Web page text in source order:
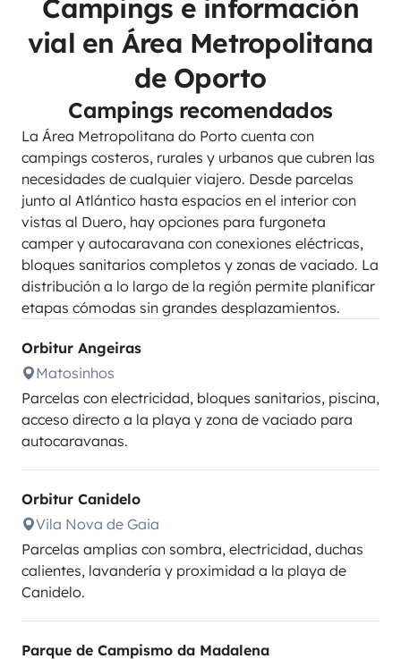
Campings e información
vial en Área Metropolitana
de Oporto
Campings recomendados
La Área Metropolitana do Porto cuenta con
campings costeros, rurales y urbanos que cubren las
necesidades de cualquier viajero. Desde parcelas
junto al Atlántico hasta espacios en el interior con
vistas al Duero, hay opciones para furgoneta
camper y autocaravana con conexiones eléctricas,
bloques sanitarios completos y zonas de vaciado. La
distribución a lo largo de la región permite planificar
etapas cómodas sin grandes desplazamientos.
Orbitur Angeiras
Matosinhos
Parcelas con electricidad, bloques sanitarios, piscina,
acceso directo a la playa y zona de vaciado para
autocaravanas.
Orbitur Canidelo
Vila Nova de Gaia
Parcelas amplias con sombra, electricidad, duchas
calientes, lavandería y proximidad a la playa de
Canidelo.
Parque de Campismo da Madalena